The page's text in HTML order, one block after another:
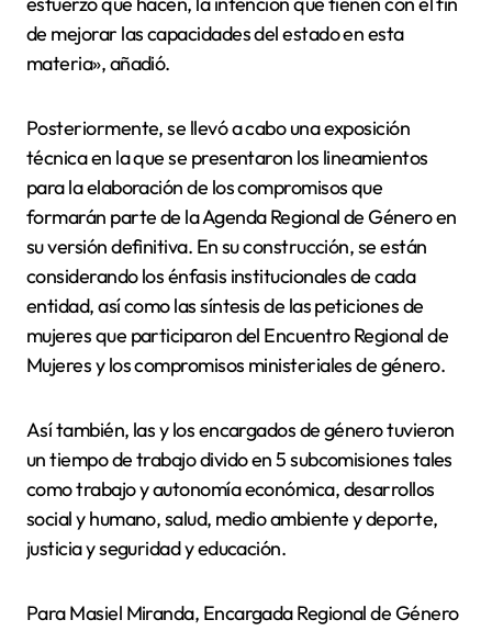
de mejorar las capacidades del estado en esta
materia», añadió.
Posteriormente, se llevó a cabo una exposición
técnica en la que se presentaron los lineamientos
para la elaboración de los compromisos que
formarán parte de la Agenda Regional de Género en
su versión definitiva. En su construcción, se están
considerando los énfasis institucionales de cada
entidad, así como las síntesis de las peticiones de
mujeres que participaron del Encuentro Regional de
Mujeres y los compromisos ministeriales de género.
Así también, las y los encargados de género tuvieron
un tiempo de trabajo divido en 5 subcomisiones tales
como trabajo y autonomía económica, desarrollos
social y humano, salud, medio ambiente y deporte,
justicia y seguridad y educación.
Para Masiel Miranda, Encargada Regional de Género